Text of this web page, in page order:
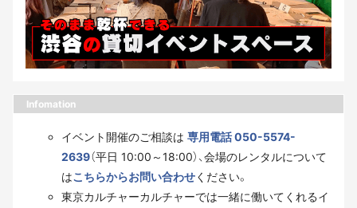
Infomation
イベント開催のご相談は 専用電話 050-5574-
2639（平日 10:00～18:00）、会場のレンタルについて
はこちらからお問い合わせください。
東京カルチャーカルチャーでは一緒に働いてくれるイ